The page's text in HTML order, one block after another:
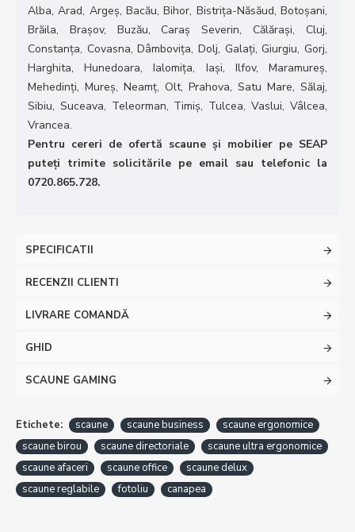
Alba, Arad, Argeș, Bacău, Bihor, Bistrița-Năsăud, Botoșani,
Brăila, Brașov, Buzău, Caraș Severin, Călărași, Cluj,
Constanța, Covasna, Dâmbovița, Dolj, Galați, Giurgiu, Gorj,
Harghita, Hunedoara, Ialomița, Iași, Ilfov, Maramureș,
Mehedinți, Mureș, Neamț, Olt, Prahova, Satu Mare, Sălaj,
Sibiu, Suceava, Teleorman, Timiș, Tulcea, Vaslui, Vâlcea,
Vrancea.
Pentru cereri de ofertă scaune și mobilier pe SEAP
puteți trimite solicitările pe email sau telefonic la
0720.865.728.
SPECIFICATII
RECENZII CLIENTI
LIVRARE COMANDĂ
GHID
SCAUNE GAMING
Etichete: scaune scaune business
scaune ergonomice
scaune birou
scaune directoriale
scaune ultra ergonomice
scaune afaceri
scaune office
scaune delux
scaune reglabile
fotoliu canapea